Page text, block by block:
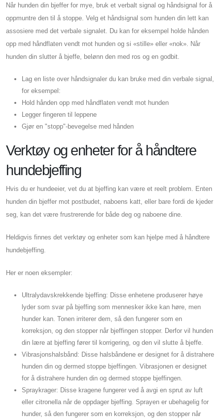
Når hunden din bjeffer for mye, bruk et verbalt signal og håndsignal for å
oppmuntre den til å stoppe. Velg et håndsignal som hunden din lett kan
assosiere med det verbale signalet. Du kan for eksempel holde hånden
opp med håndflaten vendt mot hunden og si «stille» eller «nok». Når
hunden din slutter å bjeffe, belønn den med ros og en godbit.
Lag en liste over håndsignaler du kan bruke med din verbale signal,
for eksempel:
Hold hånden opp med håndflaten vendt mot hunden
Legger fingeren til leppene
Gjør en "stopp"-bevegelse med hånden
Verktøy og enheter for å håndtere
hundebjeffing
Hvis du er hundeeier, vet du at bjeffing kan være et reelt problem. Enten
hunden din bjeffer mot postbudet, naboens katt, eller bare fordi de kjeder
seg, kan det være frustrerende for både deg og naboene dine.
Heldigvis finnes det verktøy og enheter som kan hjelpe med å håndtere
hundebjeffing.
Her er noen eksempler:
Ultralydavskrekkende bjeffing: Disse enhetene produserer høye
lyder som svar på bjeffing som mennesker ikke kan høre, men
hunder kan. Tonen irriterer dem, så den fungerer som en
korreksjon, og den stopper når bjeffingen stopper. Derfor vil hunden
din lære at bjeffing fører til korrigering, og den vil slutte å bjeffe.
Vibrasjonshalsbånd: Disse halsbåndene er designet for å distrahere
hunden din og dermed stoppe bjeffingen. Vibrasjonen er designet
for å distrahere hunden din og dermed stoppe bjeffingen.
Spraykrager: Disse kragene fungerer ved å avgi en sprut av luft
eller citronella når de oppdager bjeffing. Sprayen er ubehagelig for
hunder, så den fungerer som en korreksjon, og den stopper når